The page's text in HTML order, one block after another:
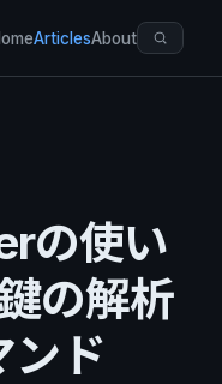
ArticlesAbout
の使い
の解析
ンド